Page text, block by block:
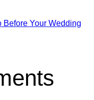
Before Your Wedding